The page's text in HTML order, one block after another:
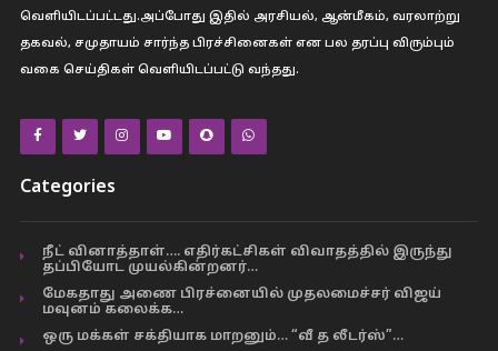
வெளியிடப்பட்டது.அப்போது இதில் அரசியல், ஆன்மீகம், வரலாற்று
தகவல், சமுதாயம் சார்ந்த பிரச்சினைகள் என பல தரப்பு விரும்பும்
வகை செய்திகள் வெளியிடப்பட்டு வந்தது.
Categories
நீட் வினாத்தாள்…. எதிர்கட்சிகள் விவாதத்தில் இருந்து
தப்பியோட முயல்கின்றனர்…
மேகதாது அணை பிரச்னையில் முதலமைச்சர் விஜய்
மவுனம் கலைக்க…
ஒரு மக்கள் சக்தியாக மாறனும்… “வீ த லீடர்ஸ்”…